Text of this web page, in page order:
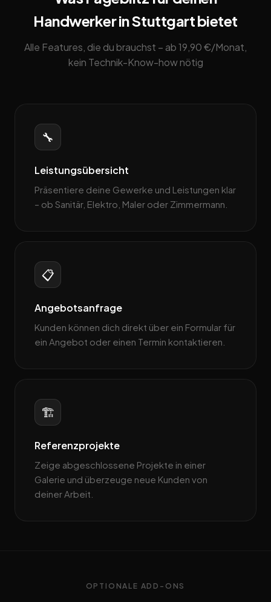
Handwerker in Stuttgart bietet
Alle Features, die du brauchst – ab 19,90 €/Monat,
kein Technik-Know-how nötig
🔧
Leistungsübersicht
Präsentiere deine Gewerke und Leistungen klar
– ob Sanitär, Elektro, Maler oder Zimmermann.
📋
Angebotsanfrage
Kunden können dich direkt über ein Formular für
ein Angebot oder einen Termin kontaktieren.
🏗️
Referenzprojekte
Zeige abgeschlossene Projekte in einer
Galerie und überzeuge neue Kunden von
deiner Arbeit.
OPTIONALE ADD-ONS